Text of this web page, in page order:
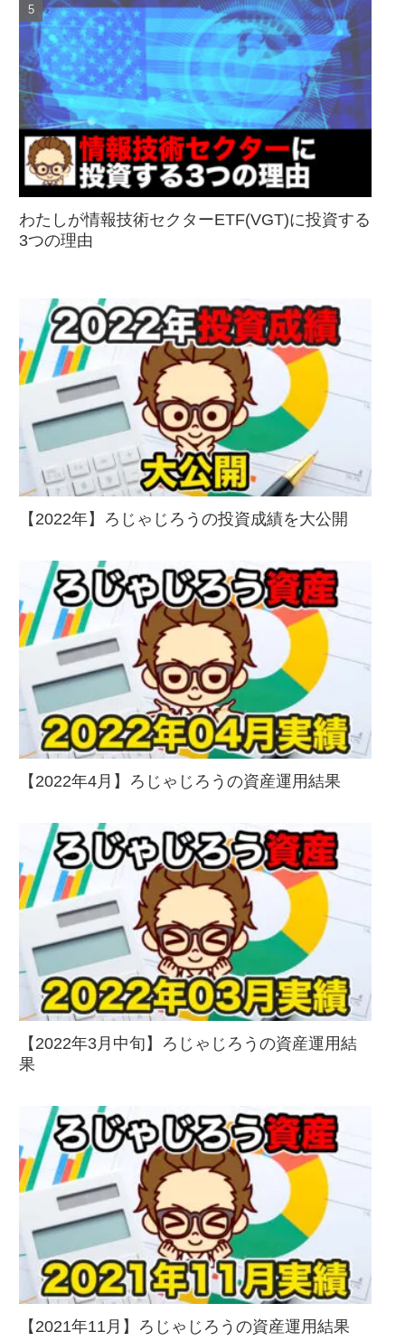
わたしが情報技術セクターETF(VGT)に投資する
3つの理由
【2022年】ろじゃじろうの投資成績を大公開
【2022年4月】ろじゃじろうの資産運用結果
【2022年3月中旬】ろじゃじろうの資産運用結
果
【2021年11月】ろじゃじろうの資産運用結果